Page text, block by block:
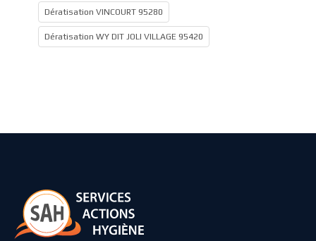
Dératisation VINCOURT 95280
Dératisation WY DIT JOLI VILLAGE 95420